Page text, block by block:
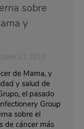
sobre
y
23, 2019
de Mama, y
y salud de
el pasado
Group
sobre el
de cáncer más